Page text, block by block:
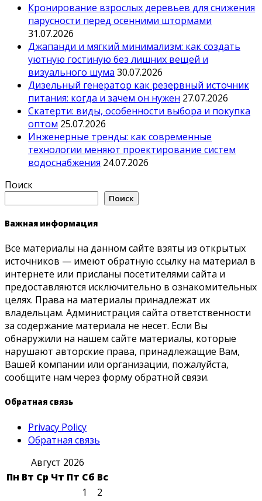
Кронирование взрослых деревьев для снижения
парусности перед осенними штормами
31.07.2026
Джапанди и мягкий минимализм: как создать
уютную гостиную без лишних вещей и
визуального шума 30.07.2026
Дизельный генератор как резервный источник
питания: когда и зачем он нужен 27.07.2026
Скатерти: виды, особенности выбора и покупка
оптом 25.07.2026
Инженерные тренды: как современные
технологии меняют проектирование систем
водоснабжения 24.07.2026
Поиск
Поиск
Важная информация
Все материалы на данном сайте взяты из открытых
источников — имеют обратную ссылку на материал в
интернете или присланы посетителями сайта и
предоставляются исключительно в ознакомительных
целях. Права на материалы принадлежат их
владельцам. Администрация сайта ответственности
за содержание материала не несет. Если Вы
обнаружили на нашем сайте материалы, которые
нарушают авторские права, принадлежащие Вам,
Вашей компании или организации, пожалуйста,
сообщите нам через форму обратной связи.
Обратная связь
Privacy Policy
Обратная связь
Август 2026
Пн Вт Ср Чт Пт Сб Вс
1
2